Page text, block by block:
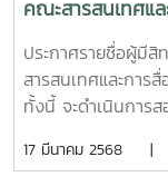
O Sajaจะแฮ สินสา
Nawa Chaoeceแ
Kwanjai Sajaด.ช.
จำเริญสุขสกุล :
วงศ์ : Nutchanon
คณะสารสนเทศแ
ประกาศรายชื่อผู้มี
สารสนเทศและการ
ทั้งนี้ จะดำเนินกา
ชื่อผู้มีสิทธิ์สอบอาจา
17 มีนาคม 2568